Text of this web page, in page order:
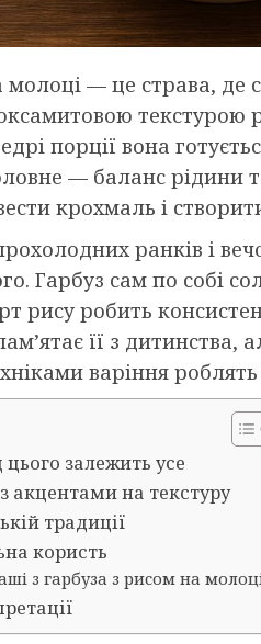
— це страва, де
текстурою
порції вона
— баланс рідини
крохмаль і
ранків і
Гарбуз сам по собі
рису робить
її з дитинства,
варіння
цього залежить усе
акцентами на текстуру
традиції
користь
з гарбуза з рисом на